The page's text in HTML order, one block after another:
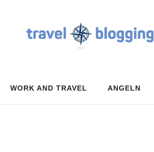
WORK AND TRAVEL ANGELN